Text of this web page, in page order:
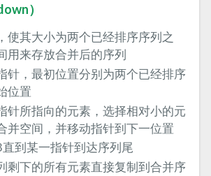
）
使其大小为两个已经排序序列之
用来存放合并后的序列
针，最初位置分别为两个已经排序
位置
针所指向的元素，选择相对小的元
并空间，并移动指针到下一位置
到某一指针到达序列尾
剩下的所有元素直接复制到合并序